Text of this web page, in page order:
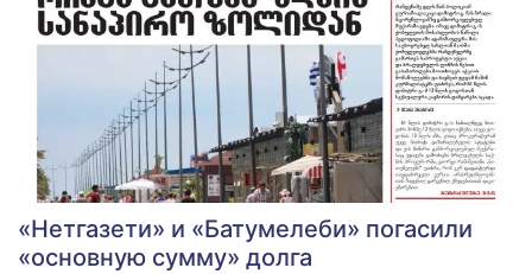
«Нетгазети» и «Батумелеби» погасили
«основную сумму» долга